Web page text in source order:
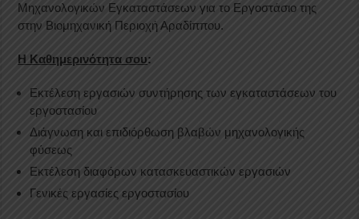
Μηχανολογικών Εγκαταστάσεων για το Εργοστάσιο της
στην Βιομηχανική Περιοχή Αραδίππου.
Η Καθημερινότητα σου:
Εκτέλεση εργασιών συντήρησης των εγκαταστάσεων του
εργοστασίου
Διάγνωση και επιδιόρθωση βλαβών μηχανολογικής
φύσεως
Εκτέλεση διαφόρων κατασκευαστικών εργασιών
Γενικές εργασίες εργοστασίου